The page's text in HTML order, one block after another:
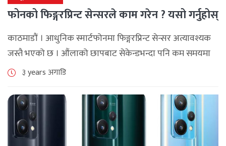
फोनको फिङ्गरप्रिन्ट सेन्सरले काम गरेन ? यसो गर्नुहोस्
काठमाडौं । आधुनिक स्मार्टफोनमा फिङ्गरप्रिन्ट सेन्सर अत्यावश्यक
जस्तै भएको छ । औंलाको छापबाट सेकेन्डभन्दा पनि कम समयमा
डिभाइस अनलक गर्न सकिने भएकाले यो फिचर धेरैको रोजाइमा
३ years अगाडि